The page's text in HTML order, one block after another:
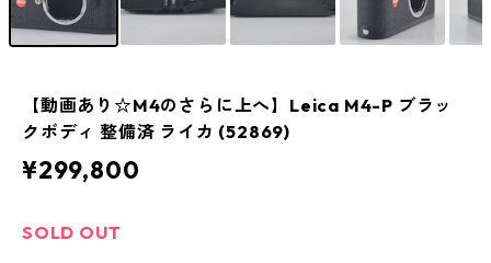
【動画あり☆M4のさらに上へ】Leica M4-P ブラッ
クボディ 整備済 ライカ (52869)
¥299,800
SOLD OUT